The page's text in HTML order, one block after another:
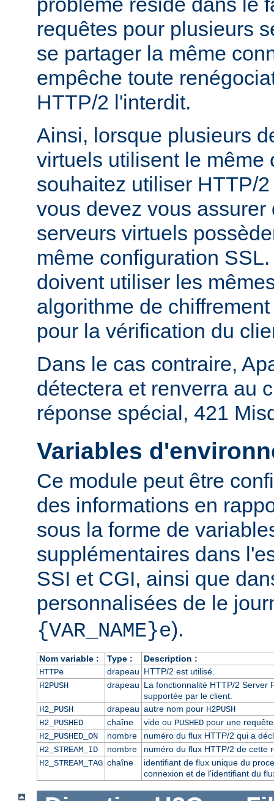
requêtes pour plusieurs
se partager la même
empêche toute
HTTP/2 l'interdit.
Ainsi, lorsque plusieurs
virtuels utilisent le même
souhaitez utiliser HTTP/
vous devez vous assurer
serveurs virtuels
même configuration
doivent utiliser les
algorithme de
pour la vérification du
Dans le cas contraire,
détectera et renverra au
réponse spécial, 421
Variables
Ce module peut être
des informations en
sous la forme de
supplémentaires dans
SSI et CGI, ainsi que
personnalisées de le
{VAR_NAME}e).
Nom variable : Type :
Description :
HTTPe
drapeau HTTP/2 est utilisé.
H2PUSH
drapeau La fonctionnalité HTTP/2 Server
supportée par le client.
H2_PUSH
drapeau autre nom pour H2PUSH
H2_PUSHED
chaîne vide ou PUSHEDpour une
H2_PUSHED_ON
nombre
numéro du flux HTTP/2 qui a
H2_STREAM_ID
nombre
numéro du flux HTTP/2 de cette
H2_STREAM_TAG chaîne
identifiant de flux unique du
connexion et de l'identifiant du